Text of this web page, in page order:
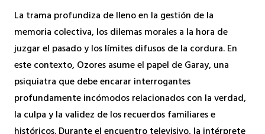
La trama profundiza de lleno en la gestión de la
memoria colectiva, los dilemas morales a la hora de
juzgar el pasado y los límites difusos de la cordura. En
este contexto, Ozores asume el papel de Garay, una
psiquiatra que debe encarar interrogantes
profundamente incómodos relacionados con la verdad,
la culpa y la validez de los recuerdos familiares e